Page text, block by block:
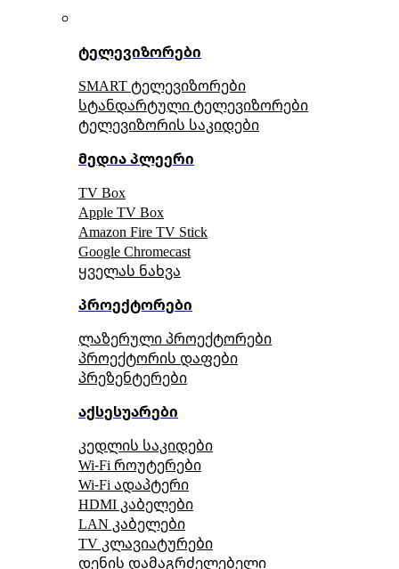
ტელევიზორები
SMART ტელევიზორები
სტანდარტული ტელევიზორები
ტელევიზორის საკიდები
მედია პლეერი
TV Box
Apple TV Box
Amazon Fire TV Stick
Google Chromecast
ყველას ნახვა
პროექტორები
ლაზერული პროექტორები
პროექტორის დაფები
პრეზენტერები
აქსესუარები
კედლის საკიდები
Wi-Fi როუტერები
Wi-Fi ადაპტერი
HDMI კაბელები
LAN კაბელები
TV კლავიატურები
დენის დამაგრძელებელი